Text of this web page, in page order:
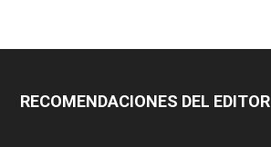
RECOMENDACIONES DEL EDITOR